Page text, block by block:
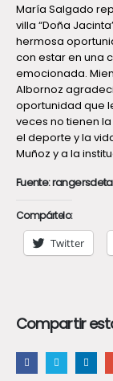
María Salgado
villa “Doña
hermosa
con estar en una
emocionada.
Albornoz
oportunidad que
veces no tienen
el deporte y la
Muñoz y a la
Fuente:
Compártelo:
Twitter
Compartir